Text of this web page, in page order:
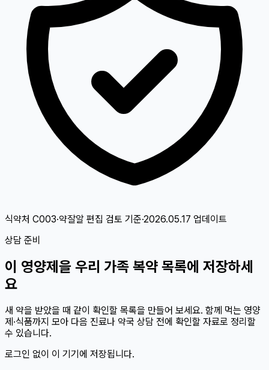
식약처 C003·약잘알 편집 검토 기준·2026.05.17 업데이트
상담 준비
이 영양제 을 우리 가족 복약 목록에 저장하세
요
새 약을 받았을 때 같이 확인할 목록을 만들어 보세요. 함께 먹는 영양
제·식품까지 모아 다음 진료나 약국 상담 전에 확인할 자료로 정리할
수 있습니다.
로그인 없이 이 기기에 저장됩니다.